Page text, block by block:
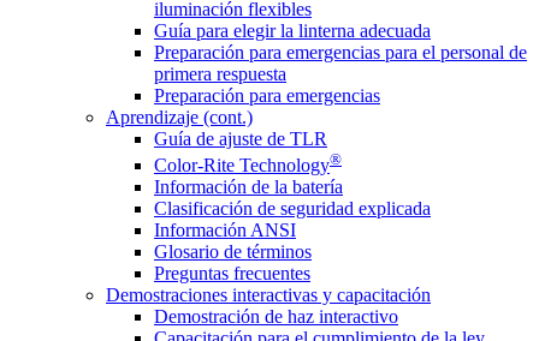
iluminación flexibles
Guía para elegir la linterna adecuada
Preparación para emergencias para el personal de
primera respuesta
Preparación para emergencias
Aprendizaje (cont.)
Guía de ajuste de TLR
Color-Rite Technology®
Información de la batería
Clasificación de seguridad explicada
Información ANSI
Glosario de términos
Preguntas frecuentes
Demostraciones interactivas y capacitación
Demostración de haz interactivo